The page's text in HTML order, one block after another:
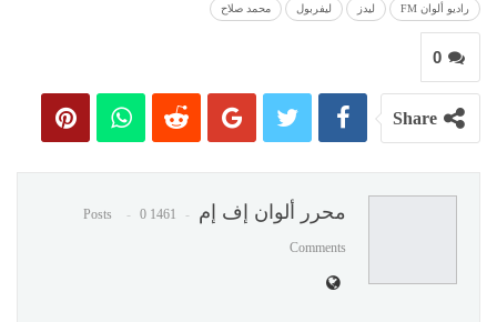
راديو ألوان FM ليدز ليفربول محمد صلاح
0
Share
محرر ألوان إف إم 1461 Posts
0
Comments